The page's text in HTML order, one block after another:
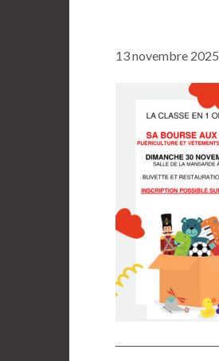
13 novembre 2025